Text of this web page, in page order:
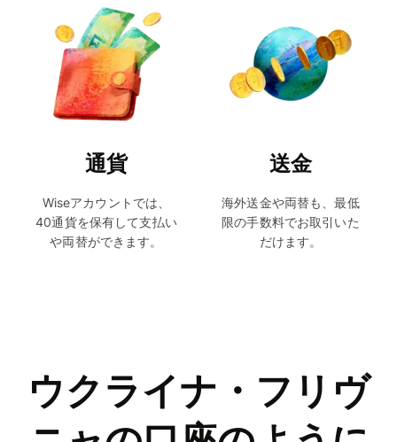
通貨
Wiseアカウントでは、
40通貨を保有して支払い
や両替ができます。
送金
海外送金や両替も、最低
限の手数料でお取引いた
だけます。
ウクライナ・フリヴ